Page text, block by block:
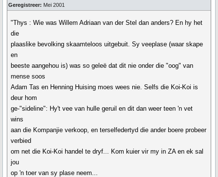
Geregistreer: Mei 2001
"Thys : Wie was Willem Adriaan van der Stel dan anders? En hy het
die
plaaslike bevolking skaamteloos uitgebuit. Sy veeplase (waar skape
en
beeste aangehou is) was so geleë dat dit nie onder die "oog" van
mense soos
Adam Tas en Henning Huising moes wees nie. Selfs die Koi-Koi is
deur hom
ge-"sideline": Hy't vee van hulle geruil en dit dan weer teen 'n vet
wins
aan die Kompanjie verkoop, en terselfedertyd die ander boere probeer
verbied
om net die Koi-Koi handel te dryf... Kom kuier vir my in ZA en ek sal
jou
op 'n toer van sy plase neem...